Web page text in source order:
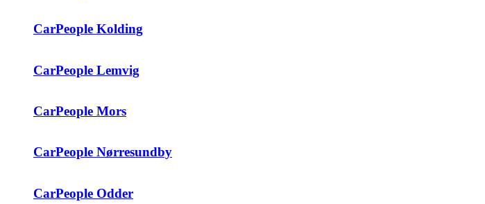
CarPeople Kolding
CarPeople Lemvig
CarPeople Mors
CarPeople Nørresundby
CarPeople Odder